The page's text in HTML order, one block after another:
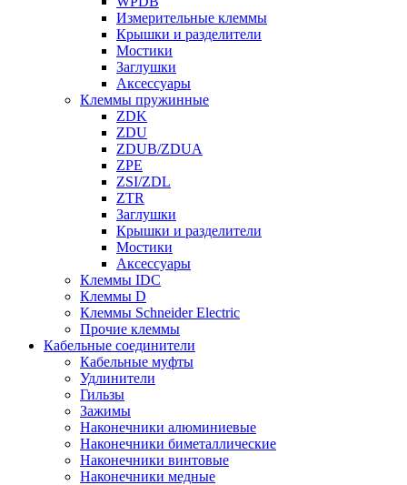
Измерительные клеммы
Крышки и разделители
Мостики
Заглушки
Аксессуары
Клеммы пружинные
ZDK
ZDU
ZDUB/ZDUA
ZPE
ZSI/ZDL
ZTR
Заглушки
Крышки и разделители
Мостики
Аксессуары
Клеммы IDC
Клеммы D
Клеммы Schneider Electric
Прочие клеммы
Кабельные соединители
Кабельные муфты
Удлинители
Гильзы
Зажимы
Наконечники алюминиевые
Наконечники биметаллические
Наконечники винтовые
Наконечники медные